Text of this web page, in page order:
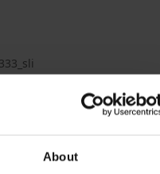
About
Artú S.R.L., aдрес: S.P. 1
Andria BT, Italy, Имейл: